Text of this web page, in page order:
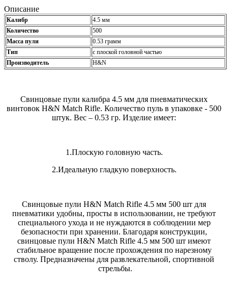
Описание
Калибр
4.5 мм
Количество
500
Масса пули
0.53 грамм
Тип
с плоской головной частью
Производитель
H&N
Свинцовые пули калибра 4.5 мм для пневматических
винтовок H&N Match Rifle. Количество пуль в упаковке - 500
штук. Вес – 0.53 гр. Изделие имеет:
1.Плоскую головную часть.
2.Идеальную гладкую поверхность.
Свинцовые пули H&N Match Rifle 4.5 мм 500 шт для
пневматики удобны, просты в использовании, не требуют
специального ухода и не нуждаются в соблюдении мер
безопасности при хранении. Благодаря конструкции,
свинцовые пули H&N Match Rifle 4.5 мм 500 шт имеют
стабильное вращение после прохождения по нарезному
стволу. Предназначены для развлекательной, спортивной
стрельбы.